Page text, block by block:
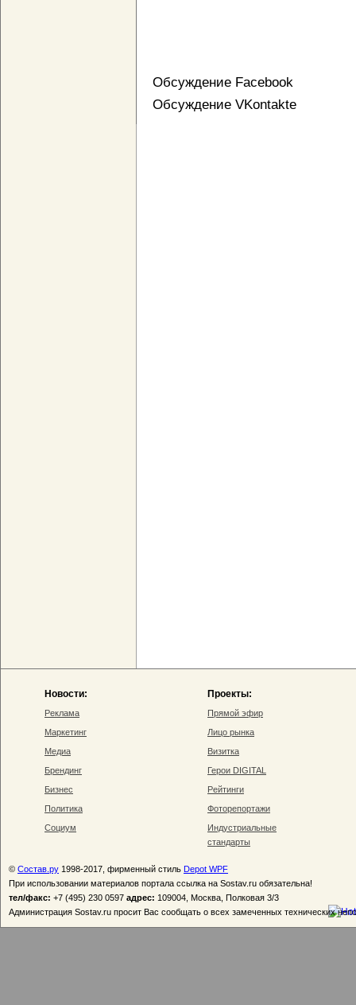
Обсуждение Facebook
Обсуждение VKontakte
Новости:
Реклама
Маркетинг
Медиа
Брендинг
Бизнес
Политика
Социум
Проекты:
Прямой эфир
Лицо рынка
Визитка
Герои DIGITAL
Рейтинги
Фоторепортажи
Индустриальные
стандарты
© Состав.ру 1998-2017, фирменный стиль Depot WPF
При использовании материалов портала ссылка на Sostav.ru обязательна!
тел/факс: +7 (495) 230 0597 адрес: 109004, Москва, Полковая 3/3
Администрация Sostav.ru просит Вас сообщать о всех замеченных технических